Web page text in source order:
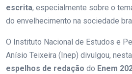
escrita, especialmente sobre o
do envelhecimento na sociedade
O Instituto Nacional de Estudos e
Anísio Teixeira (Inep) divulgou,
espelhos de redação do Enem